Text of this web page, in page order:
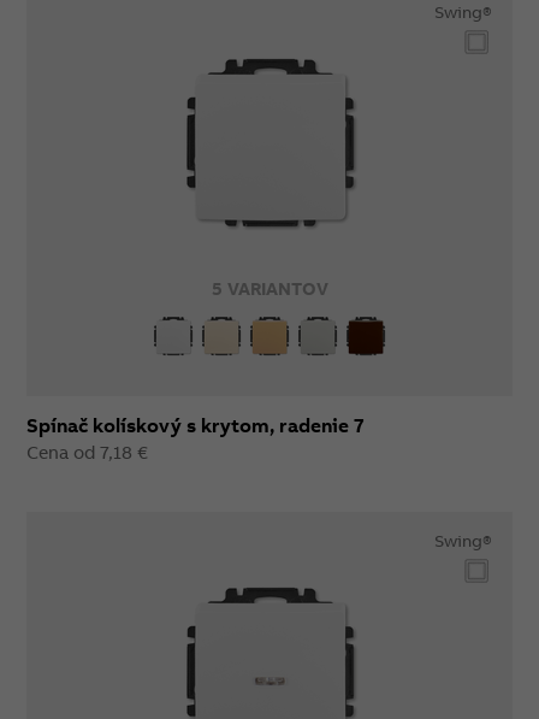
5 VARIANTOV
Swing®
Spínač kolískový s krytom, radenie 7
Cena od 7,18 €
Swing®